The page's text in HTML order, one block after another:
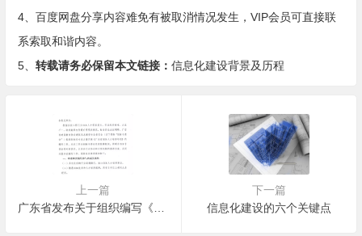
4、百度网盘分享内容难免有被取消情况发生，VIP会员可直接联
系索取和谐内容。
5、 转载请务必保留本文链接： 信息化建设背景及历程
上一篇
下一篇
信息化建设的六个关键点